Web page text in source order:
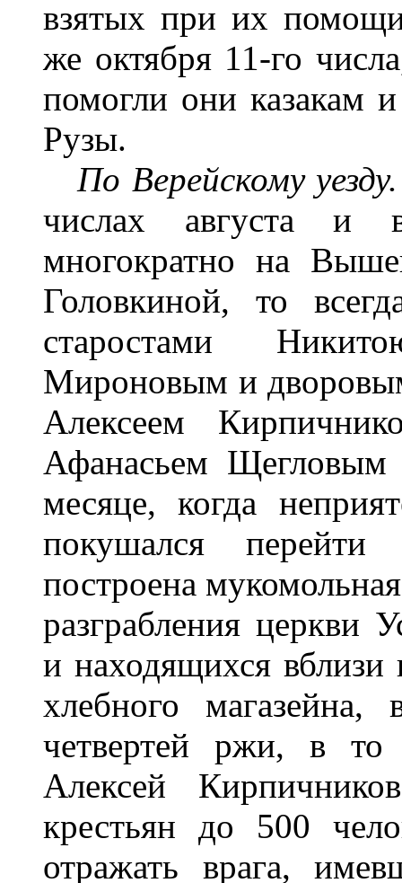
взятых при их
же октября 11-го
помогли они казакам
Рузы.
По Верейскому
числах августа и
многократно на
Головкиной, то
старостами
Мироновым и
Алексеем
Афанасьем Щегловым
месяце, когда
покушался
построена
разграбления церкви
и находящихся вблизи
хлебного
четвертей ржи, в то
Алексей
крестьян до 500
отражать врага,